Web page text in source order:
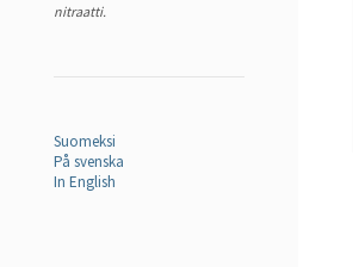
nitraatti.
Suomeksi
På svenska
In English